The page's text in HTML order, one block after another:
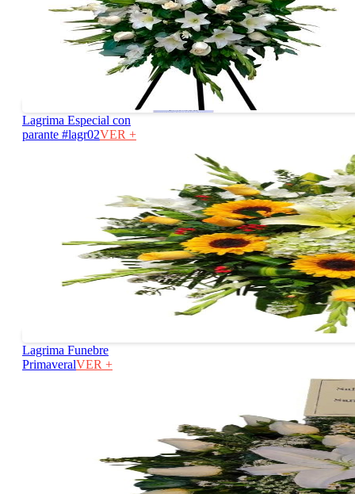
Lagrima Especial con
parante #lagr02VER +
Lagrima Funebre
PrimaveralVER +